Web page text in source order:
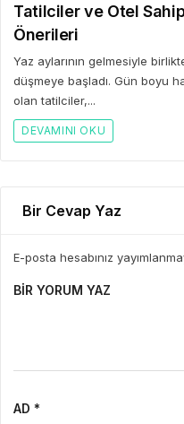
Tatilciler ve Otel
Önerileri
Yaz aylarının gelmesiyle
düşmeye başladı. Gün boyu
olan tatilciler,...
DEVAMINI OKU
Bir Cevap Yaz
E-posta hesabınız
BIR YORUM YAZ
AD *